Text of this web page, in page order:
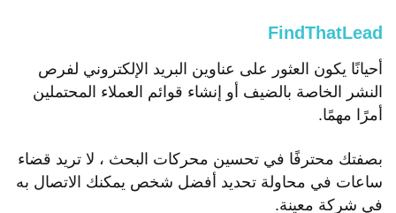
FindThatLead
أحيانًا يكون العثور على عناوين البريد الإلكتروني لفرص
النشر الخاصة بالضيف أو إنشاء قوائم العملاء المحتملين
أمرًا مهمًا.
بصفتك محترفًا في تحسين محركات البحث ، لا تريد قضاء
ساعات في محاولة تحديد أفضل شخص يمكنك الاتصال به
في شركة معينة.